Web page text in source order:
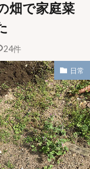
畑で家庭菜
24件
日常